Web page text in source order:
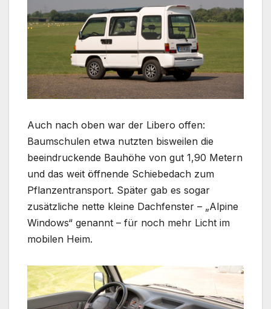
Auch nach oben war der Libero offen:
Baumschulen etwa nutzten bisweilen die
beeindruckende Bauhöhe von gut 1,90 Metern
und das weit öffnende Schiebedach zum
Pflanzentransport. Später gab es sogar
zusätzliche nette kleine Dachfenster – „Alpine
Windows“ genannt – für noch mehr Licht im
mobilen Heim.